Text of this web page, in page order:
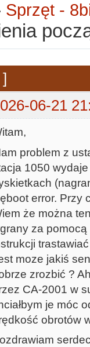
Sprzęt -
06-21
problem z
1050
error. Przy
że można
za pomocą
moze jakiś
zrozbić ?
CA-2001 w
je móc
obrotów